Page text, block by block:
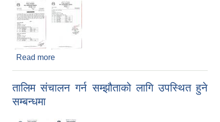
Read more
तालिम संचालन गर्न सम्झौताको लागि उपस्थित हुने
सम्बन्धमा